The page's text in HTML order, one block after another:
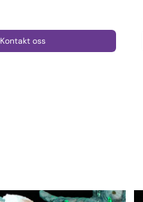
Kontakt oss